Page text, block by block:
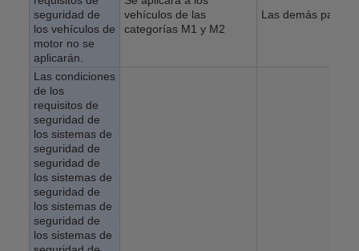
seguridad de
los vehículos de
motor no se
aplicarán.
vehículos de las
categorías M1 y M2
Las demás
Las condiciones
de los
requisitos de
seguridad de
los sistemas de
seguridad de
seguridad de
los sistemas de
seguridad de
los sistemas de
seguridad de
los sistemas de